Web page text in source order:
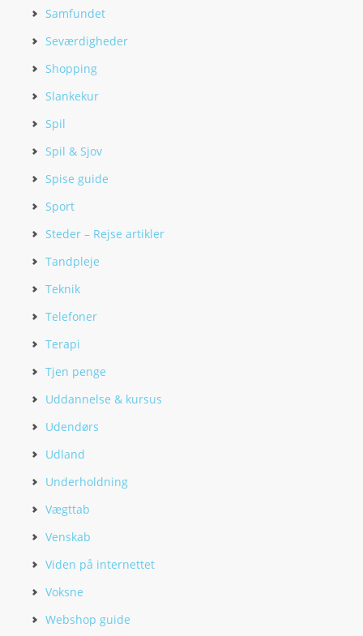
Samfundet
Seværdigheder
Shopping
Slankekur
Spil
Spil & Sjov
Spise guide
Sport
Steder – Rejse artikler
Tandpleje
Teknik
Telefoner
Terapi
Tjen penge
Uddannelse & kursus
Udendørs
Udland
Underholdning
Vægttab
Venskab
Viden på internettet
Voksne
Webshop guide